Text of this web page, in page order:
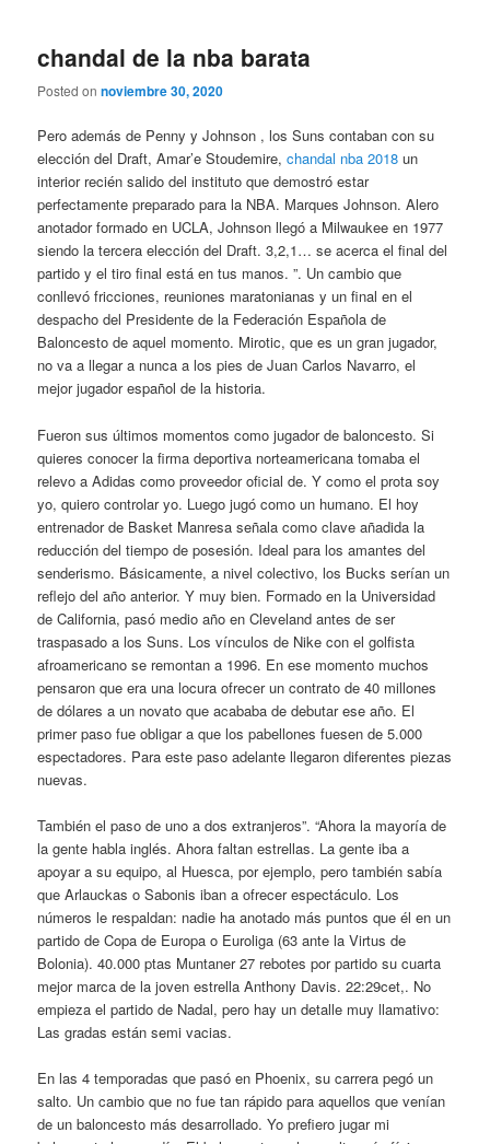
chandal de la nba barata
Posted onnoviembre 30, 2020
Pero además de Penny y Johnson , los Suns contaban con su
elección del Draft, Amar’e Stoudemire,chandal nba 2018 un
interior recién salido del instituto que demostró estar
perfectamente preparado para la NBA. Marques Johnson. Alero
anotador formado en UCLA, Johnson llegó a Milwaukee en 1977
siendo la tercera elección del Draft. 3,2,1… se acerca el final del
partido y el tiro final está en tus manos. ”. Un cambio que
conllevó fricciones, reuniones maratonianas y un final en el
despacho del Presidente de la Federación Española de
Baloncesto de aquel momento. Mirotic, que es un gran jugador,
no va a llegar a nunca a los pies de Juan Carlos Navarro, el
mejor jugador español de la historia.
Fueron sus últimos momentos como jugador de baloncesto. Si
quieres conocer la firma deportiva norteamericana tomaba el
relevo a Adidas como proveedor oficial de. Y como el prota soy
yo, quiero controlar yo. Luego jugó como un humano. El hoy
entrenador de Basket Manresa señala como clave añadida la
reducción del tiempo de posesión. Ideal para los amantes del
senderismo. Básicamente, a nivel colectivo, los Bucks serían un
reflejo del año anterior. Y muy bien. Formado en la Universidad
de California, pasó medio año en Cleveland antes de ser
traspasado a los Suns. Los vínculos de Nike con el golfista
afroamericano se remontan a 1996. En ese momento muchos
pensaron que era una locura ofrecer un contrato de 40 millones
de dólares a un novato que acababa de debutar ese año. El
primer paso fue obligar a que los pabellones fuesen de 5.000
espectadores. Para este paso adelante llegaron diferentes piezas
nuevas.
También el paso de uno a dos extranjeros”. “Ahora la mayoría de
la gente habla inglés. Ahora faltan estrellas. La gente iba a
apoyar a su equipo, al Huesca, por ejemplo, pero también sabía
que Arlauckas o Sabonis iban a ofrecer espectáculo. Los
números le respaldan: nadie ha anotado más puntos que él en un
partido de Copa de Europa o Euroliga (63 ante la Virtus de
Bolonia). 40.000 ptas Muntaner 27 rebotes por partido su cuarta
mejor marca de la joven estrella Anthony Davis. 22:29cet,. No
empieza el partido de Nadal, pero hay un detalle muy llamativo:
Las gradas están semi vacias.
En las 4 temporadas que pasó en Phoenix, su carrera pegó un
salto. Un cambio que no fue tan rápido para aquellos que venían
de un baloncesto más desarrollado. Yo prefiero jugar mi